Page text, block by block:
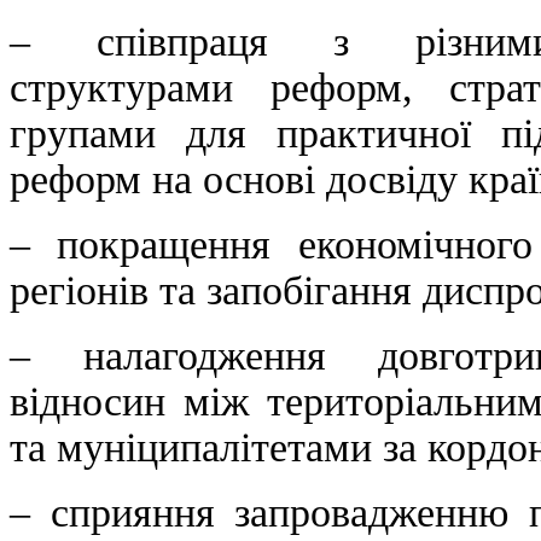
– співпраця з різними
структурами реформ,
групами для практичної
реформ на основі досвіду
– покращення
регіонів та запобігання
– налагодження
відносин між
та муніципалітетами за
– сприяння запровадженню